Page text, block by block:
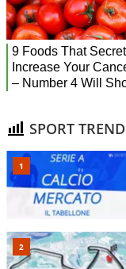
SPORT TREND